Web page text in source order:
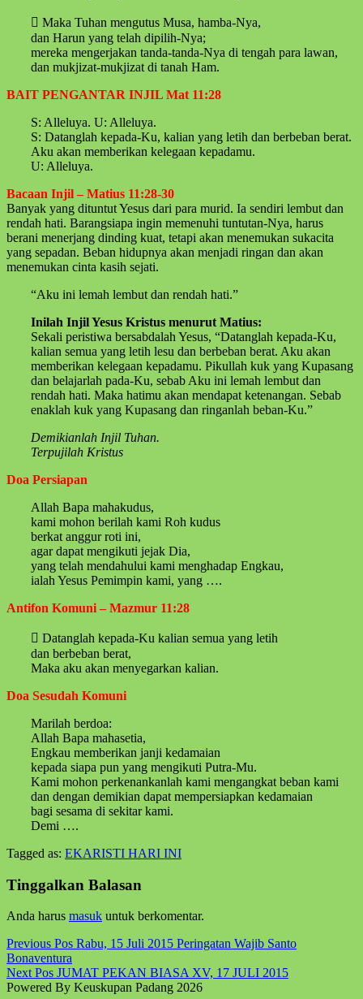
 Maka Tuhan mengutus Musa, hamba-Nya,
dan Harun yang telah dipilih-Nya;
mereka mengerjakan tanda-tanda-Nya di tengah para lawan,
dan mukjizat-mukjizat di tanah Ham.
BAIT PENGANTAR INJIL Mat 11:28
S: Alleluya. U: Alleluya.
S: Datanglah kepada-Ku, kalian yang letih dan berbeban berat.
Aku akan memberikan kelegaan kepadamu.
U: Alleluya.
Bacaan Injil – Matius 11:28-30
Banyak yang dituntut Yesus dari para murid. Ia sendiri lembut dan
rendah hati. Barangsiapa ingin memenuhi tuntutan-Nya, harus
berani menerjang dinding kuat, tetapi akan menemukan sukacita
yang sepadan. Beban hidupnya akan menjadi ringan dan akan
menemukan cinta kasih sejati.
“Aku ini lemah lembut dan rendah hati.”
Inilah Injil Yesus Kristus menurut Matius:
Sekali peristiwa bersabdalah Yesus, “Datanglah kepada-Ku,
kalian semua yang letih lesu dan berbeban berat. Aku akan
memberikan kelegaan kepadamu. Pikullah kuk yang Kupasang
dan belajarlah pada-Ku, sebab Aku ini lemah lembut dan
rendah hati. Maka hatimu akan mendapat ketenangan. Sebab
enaklah kuk yang Kupasang dan ringanlah beban-Ku.”
Demikianlah Injil Tuhan.
Terpujilah Kristus
Doa Persiapan
Allah Bapa mahakudus,
kami mohon berilah kami Roh kudus
berkat anggur roti ini,
agar dapat mengikuti jejak Dia,
yang telah mendahului kami menghadap Engkau,
ialah Yesus Pemimpin kami, yang ….
Antifon Komuni – Mazmur 11:28
 Datanglah kepada-Ku kalian semua yang letih
dan berbeban berat,
Maka aku akan menyegarkan kalian.
Doa Sesudah Komuni
Marilah berdoa:
Allah Bapa mahasetia,
Engkau memberikan janji kedamaian
kepada siapa pun yang mengikuti Putra-Mu.
Kami mohon perkenankanlah kami mengangkat beban kami
dan dengan demikian dapat mempersiapkan kedamaian
bagi sesama di sekitar kami.
Demi ….
Tagged as: EKARISTI HARI INI
back
main
Tinggalkan Balasan
Anda harus masuk untuk berkomentar.
Post
navigation
Previous Pos Rabu, 15 Juli 2015 Peringatan Wajib Santo
Bonaventura
Next Pos JUMAT PEKAN BIASA XV, 17 JULI 2015
Powered By Keuskupan Padang 2026